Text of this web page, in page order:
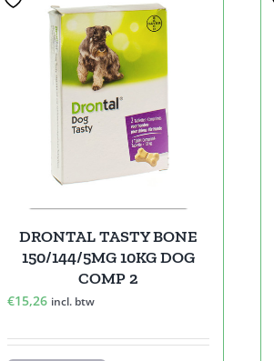
DRONTAL TASTY BONE
150/144/5MG 10KG DOG
COMP 2
€15,26 incl. btw